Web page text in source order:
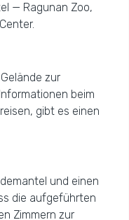
— Ragunan Zoo,
zur
beim
gibt es einen
und einen
die aufgeführten
Zimmern zur